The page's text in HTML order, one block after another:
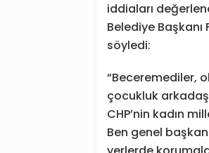
iddiaları
Belediye
söyledi:
“Beceremediler,
çocukluk
CHP’nin kadın
Ben genel